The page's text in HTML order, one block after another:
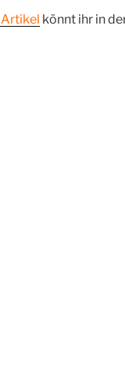
könnt ihr in